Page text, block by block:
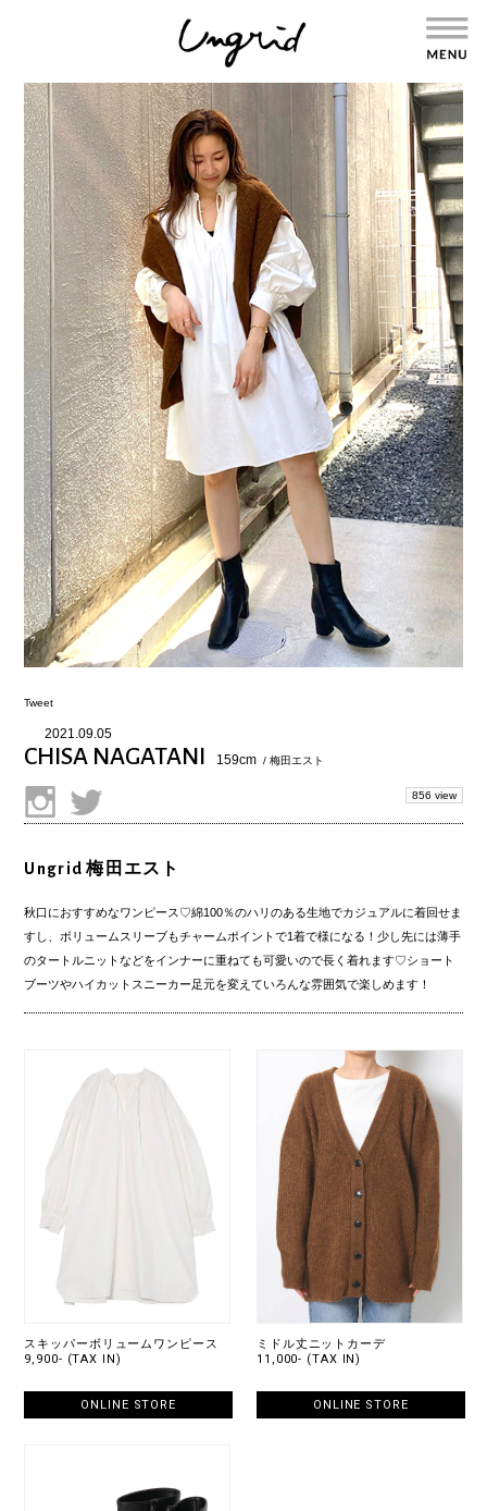
Tweet
2021.09.05
CHISA NAGATANI 159cm / 梅田エスト
856 view
Ungrid 梅田エスト
秋口におすすめなワンピース♡綿100％のハリのある生地でカジュアルに着回せま
すし、ボリュームスリーブもチャームポイントで1着で様になる！少し先には薄手
のタートルニットなどをインナーに重ねても可愛いので長く着れます♡ショート
ブーツやハイカットスニーカー足元を変えていろんな雰囲気で楽しめます！
スキッパーボリュームワンピース
9,900- (TAX IN)
ONLINE STORE
ミドル丈ニットカーデ
11,000- (TAX IN)
ONLINE STORE